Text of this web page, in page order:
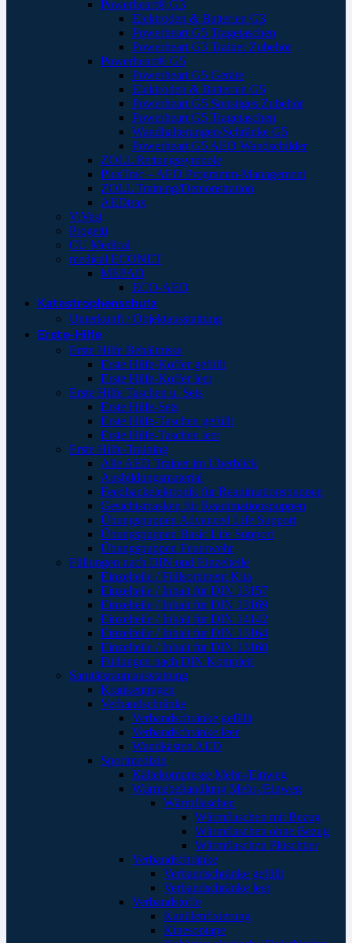
Powerheart® G3
Elektroden & Batterien G3
Powerheart G5 Tragetaschen
Powerheart G3 Trainer Zubehör
Powerheart® G5
Powerheart G5 Geräte
Elektroden & Batterien G5
Powerheart G5 Sonstiges Zubehör
Powerheart G5 Tragetaschen
Wandhalterungen/Schränke G5
Powerheart G5 AED Wandschilder
ZOLL Rettungssymbole
PlusTrac – AED Programm-Management
ZOLL Training/Demonstration
AEDtrax
ViVest
Progetti
CU Medical
medical ECONET
MEPAD
ECO-AED
Katastrophenschutz
Unterkunft / Objektausstattung
Erste-Hilfe
Erste Hilfe Behältnisse
Erste Hilfe-Koffer gefüllt
Erste Hilfe-Koffer leer
Erste Hilfe Taschen u. Sets
Erste Hilfe-Sets
Erste Hilfe-Taschen gefüllt
Erste Hilfe-Taschen leer
Erste Hilfe-Training
Alle AED Trainer im Überblick
Ausbildungsmaterial
Feedbackelektronik für Reanimationspuppen
Gesichtsmasken für Reanimationspuppen
Übungspuppen Advanced Life Support
Übungspuppen Basic Life Support
Übungspuppen Feuerwehr
Füllungen nach DIN und Einzelteile
Einzelteile / Füllsortiment Kita
Einzelteile / Inhalt für DIN 13157
Einzelteile / Inhalt für DIN 13169
Einzelteile / Inhalt für DIN 14142
Einzelteile / Inhalt für DIN 13164
Einzelteile / Inhalt für DIN 13160
Füllungen nach DIN Komplett
Sanitätsraumausstattung
Krankentragen
Verbandschränke
Verbandschränke gefüllt
Verbandschränke leer
Wandkästen AED
Sportmedizin
Kältekompresse Mehr-/Einweg
Wärmebehandlung Mehr-/Einweg
Wärmflaschen
Wärmflaschen mit Bezug
Wärmflaschen ohne Bezug
Wärmflaschen Plüschtier
Verbandschränke
Verbandschränke gefüllt
Verbandschränke leer
Verbandstoffe
Kanülenfixierung
Kinesoptape